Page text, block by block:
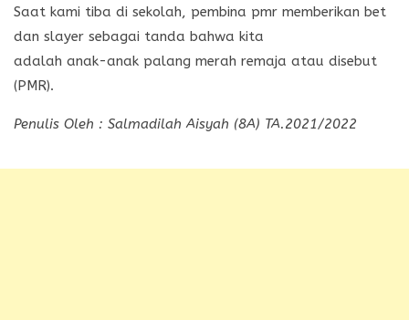
Saat kami tiba di sekolah, pembina pmr memberikan bet
dan slayer sebagai tanda bahwa kita
adalah anak-anak palang merah remaja atau disebut
(PMR).
Penulis Oleh : Salmadilah Aisyah (8A) TA.2021/2022